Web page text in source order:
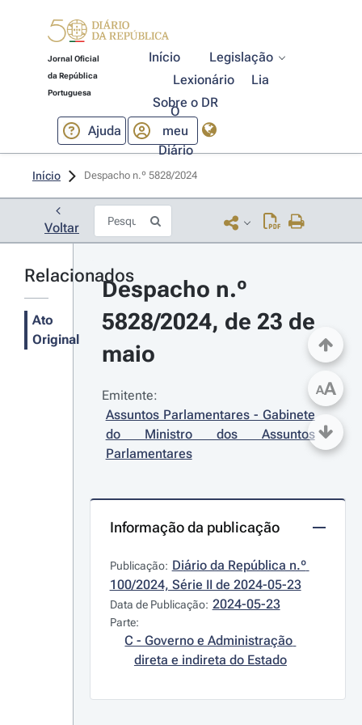
Jornal Oficial
da República
Portuguesa
Início
Legislação
Lexionário
Lia
Sobre o DR
Ajuda
O
meu
Diário
Início Despacho n.º 5828/2024
Voltar
Relacionados
Ato
Original
Despacho n.º
5828/2024, de 23 de
maio
Emitente:
Assuntos Parlamentares - Gabinete
do Ministro dos Assuntos
Parlamentares
Informação da publicação
Publicação: Diário da República n.º
100/2024, Série II de 2024-05-23
Data de Publicação: 2024-05-23
Parte:
C - Governo e Administração
direta e indireta do Estado
AA